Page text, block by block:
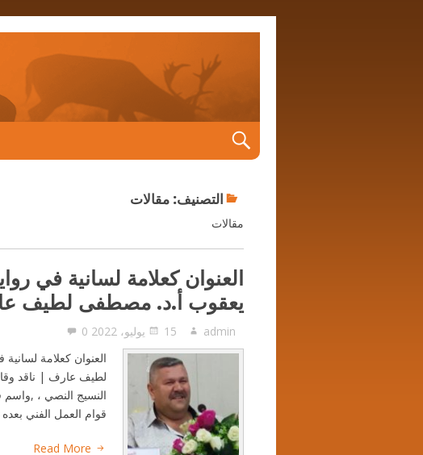
التصنيف: مقالات
مقالات
العنوان كعلامة لسانية في
يعقوب أ.د. مصطفى لطيف
admin 15 يوليو، 2022
0
العنوان كعلامة
لطيف عارف | ناقد
النسيج النصي ،
قوام العمل الفني
Read More